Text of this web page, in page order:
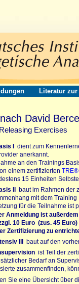
Literatur zur
nach David
Exercises
I dient zum
anerkannt.
an den Trainings
einem zertifizierten
15 Einheiten
II baut im Rahmen der
mit dem
für die Teilnahme ist
Anmeldung ist
10 Euro (zus. 45
Zertifizierung zu
III baut auf den
ist Teil der
Bedarf an
zusammenfinden,
Sie eine Übersicht über